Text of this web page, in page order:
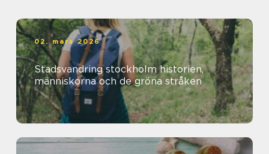
02. mars 2026
Stadsvandring stockholm historien,
människorna och de gröna stråken